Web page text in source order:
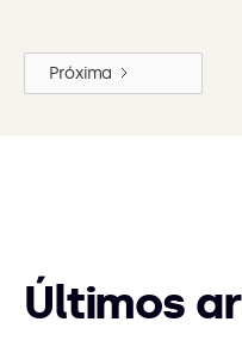
Próxima
Últimos